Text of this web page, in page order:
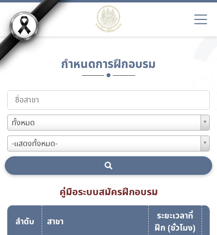
กำหนดการฝึกอบรม
ทั้งหมด
-แสดงทั้งหมด-
คู่มือระบบสมัครฝึกอบรม
ลำดับ สาขา
ระยะเวลาที่
ฝึก (ชั่วโมง)